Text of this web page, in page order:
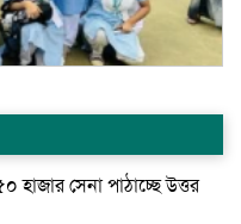
হাজার সেনা পাঠাচ্ছে উত্তর